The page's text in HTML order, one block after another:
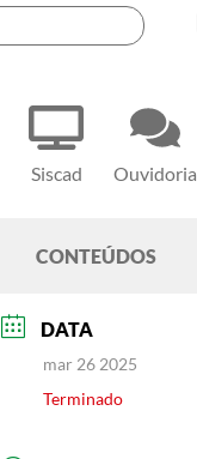
Siscad Ouvidoria
CONTEÚDOS
DATA
mar 26 2025
Terminado